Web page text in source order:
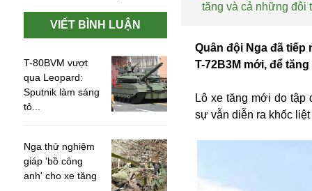
VIẾT BÌNH LUẬN
T-80BVM vượt
qua Leopard:
Sputnik làm sáng
tỏ...
Nga thử nghiệm
giáp 'bồ công
anh' cho xe tăng
tăng và cả những đôi
Quân đội Nga đã tiếp
T-72B3M mới, để
Lô xe tăng mới do tập
sự vẫn diễn ra khốc